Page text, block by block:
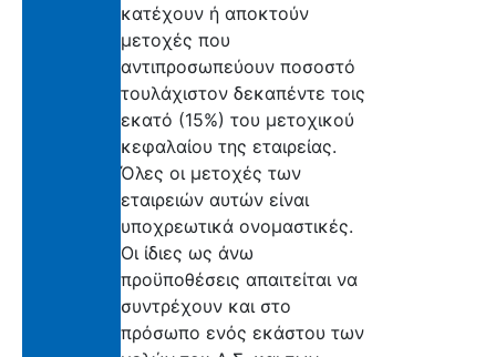
κατέχουν ή αποκτούν
μετοχές που
αντιπροσωπεύουν ποσοστό
τουλάχιστον δεκαπέντε τοις
εκατό (15%) του μετοχικού
κεφαλαίου της εταιρείας.
Όλες οι μετοχές των
εταιρειών αυτών είναι
υποχρεωτικά ονομαστικές.
Οι ίδιες ως άνω
προϋποθέσεις απαιτείται να
συντρέχουν και στο
πρόσωπο ενός εκάστου των